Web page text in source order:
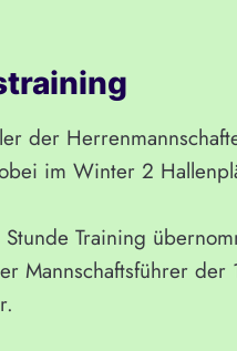
der
im Winter 2
Training
Mannschaftsführer der